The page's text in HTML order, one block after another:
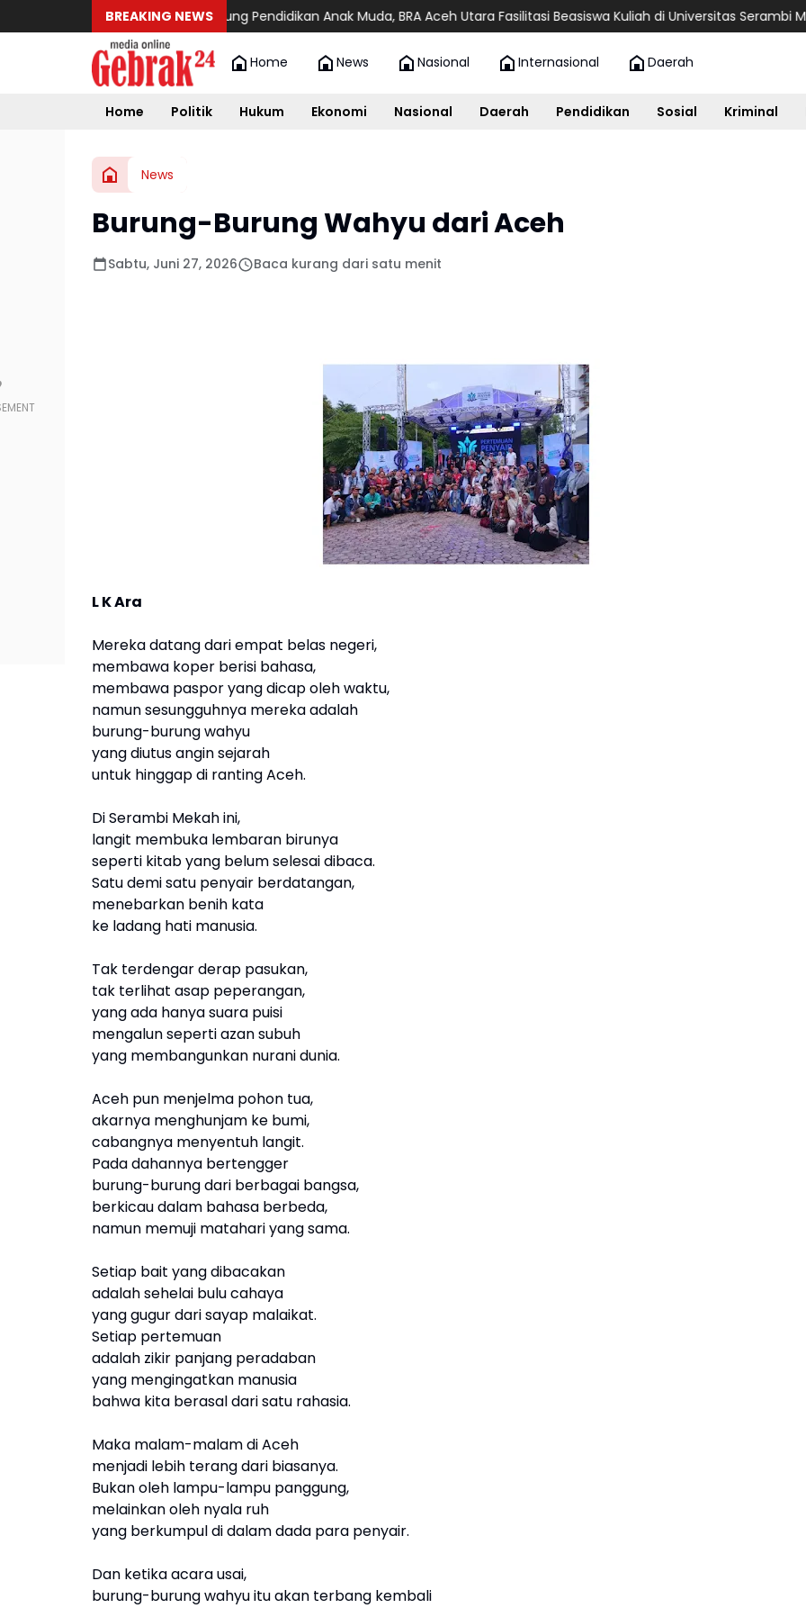
BREAKING NEWS
Dukung Pendidikan Anak Muda, BRA Aceh Utara Fasilitasi Beasiswa Kuliah di Universitas Serambi Mekkah
Home News Nasional Internasional Daerah
Home Politik Hukum Ekonomi Nasional Daerah Pendidikan Sosial Kriminal
News
Burung-Burung Wahyu dari Aceh
Sabtu, Juni 27, 2026 Baca kurang dari satu menit
L K Ara
Mereka datang dari empat belas negeri,
membawa koper berisi bahasa,
membawa paspor yang dicap oleh waktu,
namun sesungguhnya mereka adalah
burung-burung wahyu
yang diutus angin sejarah
untuk hinggap di ranting Aceh.
Di Serambi Mekah ini,
langit membuka lembaran birunya
seperti kitab yang belum selesai dibaca.
Satu demi satu penyair berdatangan,
menebarkan benih kata
ke ladang hati manusia.
Tak terdengar derap pasukan,
tak terlihat asap peperangan,
yang ada hanya suara puisi
mengalun seperti azan subuh
yang membangunkan nurani dunia.
Aceh pun menjelma pohon tua,
akarnya menghunjam ke bumi,
cabangnya menyentuh langit.
Pada dahannya bertengger
burung-burung dari berbagai bangsa,
berkicau dalam bahasa berbeda,
namun memuji matahari yang sama.
Setiap bait yang dibacakan
adalah sehelai bulu cahaya
yang gugur dari sayap malaikat.
Setiap pertemuan
adalah zikir panjang peradaban
yang mengingatkan manusia
bahwa kita berasal dari satu rahasia.
Maka malam-malam di Aceh
menjadi lebih terang dari biasanya.
Bukan oleh lampu-lampu panggung,
melainkan oleh nyala ruh
yang berkumpul di dalam dada para penyair.
Dan ketika acara usai,
burung-burung wahyu itu akan terbang kembali